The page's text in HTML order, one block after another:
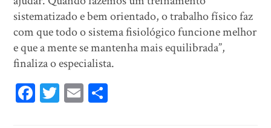
sistematizado e bem orientado, o trabalho físico faz
com que todo o sistema fisiológico funcione melhor
e que a mente se mantenha mais equilibrada”,
finaliza o especialista.
Fa T E